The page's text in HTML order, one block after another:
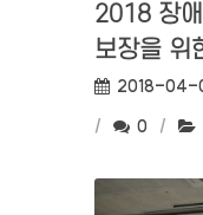
2018 장
보장을 위
작성일:
2018-04-
댓글수:
0